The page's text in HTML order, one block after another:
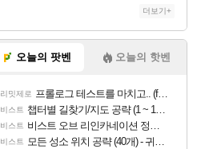
더보기+
오늘의 팟벤 오늘의 핫벤
리밋제로 프롤로그 테스트를 마치고.. (feat. 리아)
비스트 챕터별 길찾기/지도 공략 (1 ~ 12장)
비스트 비스트 오브 리인카네이션 정보/공략글 모음
비스트 모든 성소 위치 공략 (40개) - 귀환한 영혼 도전과제